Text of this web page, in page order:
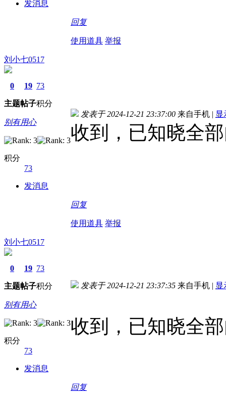
发消息
回复
使用道具 举报
刘小七0517
0
主题
19
帖子
73
积分
别有用心
积分
73
发消息
发表于 2024-12-21 23:37:00 来自手机 | 显
收到，已知晓全
回复
使用道具 举报
刘小七0517
0
主题
19
帖子
73
积分
别有用心
积分
73
发消息
发表于 2024-12-21 23:37:35 来自手机 | 显
收到，已知晓全
回复